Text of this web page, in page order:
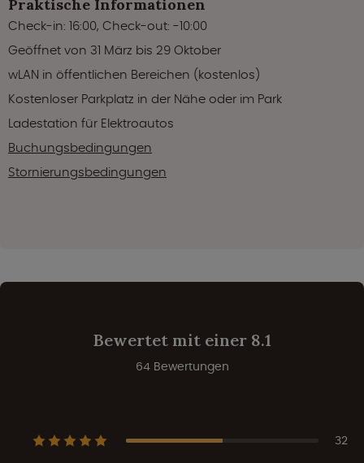
Praktische Informationen
Check-in: 16:00, Check-out: -10:00
Geöffnet von 31 März bis 29 Oktober
wLAN in öffentlichen Bereichen (kostenlos)
Kostenloser Parkplatz in der Nähe oder im Park
Ladestation für Elektroautos
Buchungsbedingungen
Stornierungsbedingungen
Bewertet mit einer 8.1
64 Bewertungen
32